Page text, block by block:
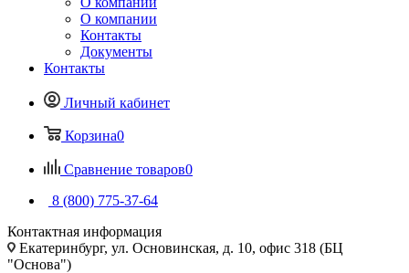
О компании
Контакты
Документы
Контакты
Личный кабинет
Корзина0
Сравнение товаров0
8 (800) 775-37-64
Контактная информация
Екатеринбург, ул. Основинская, д. 10, офис 318 (БЦ
"Основа")